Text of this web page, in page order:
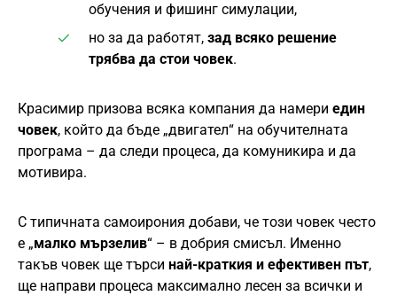
обучения и фишинг симулации,
но за да работят, зад всяко решение
трябва да стои човек.
Красимир призова всяка компания да намери един
човек, който да бъде „двигател“ на обучителната
програма – да следи процеса, да комуникира и да
мотивира.
С типичната самоирония добави, че този човек често
е „малко мързелив“ – в добрия смисъл. Именно
такъв човек ще търси най-краткия и ефективен път,
ще направи процеса максимално лесен за всички и